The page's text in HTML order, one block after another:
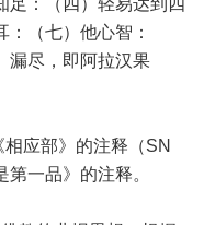
足：（四）轻易达到四
（七）他心智：
漏尽，即阿拉汉果
应部》的注释（SN
一品》的注释。